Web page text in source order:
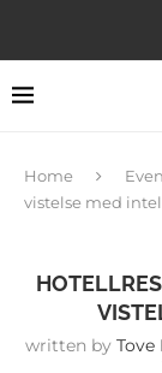
Home
vistelse med
written by Tove